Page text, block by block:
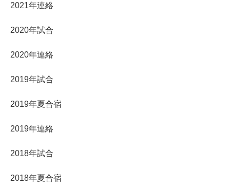
2021年連絡
2020年試合
2020年連絡
2019年試合
2019年夏合宿
2019年連絡
2018年試合
2018年夏合宿